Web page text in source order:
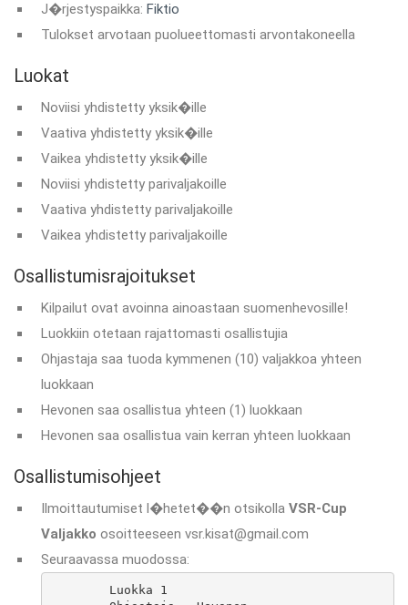
J�rjestyspaikka: Fiktio
Tulokset arvotaan puolueettomasti arvontakoneella
Luokat
Noviisi yhdistetty yksik�ille
Vaativa yhdistetty yksik�ille
Vaikea yhdistetty yksik�ille
Noviisi yhdistetty parivaljakoille
Vaativa yhdistetty parivaljakoille
Vaikea yhdistetty parivaljakoille
Osallistumisrajoitukset
Kilpailut ovat avoinna ainoastaan suomenhevosille!
Luokkiin otetaan rajattomasti osallistujia
Ohjastaja saa tuoda kymmenen (10) valjakkoa yhteen
luokkaan
Hevonen saa osallistua yhteen (1) luokkaan
Hevonen saa osallistua vain kerran yhteen luokkaan
Osallistumisohjeet
Ilmoittautumiset l�hetet��n otsikolla VSR-Cup
Valjakko osoitteeseen vsr.kisat@gmail.com
Seuraavassa muodossa: